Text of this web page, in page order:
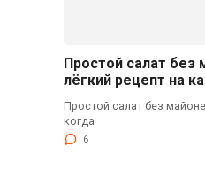
Простой салат без
лёгкий рецепт на
Простой салат без
когда
6